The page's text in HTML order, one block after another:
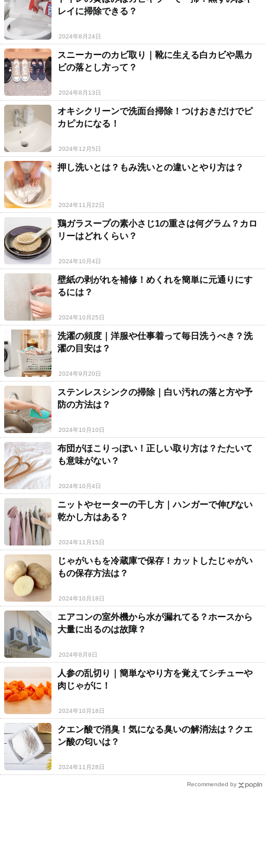
レイに掃除できる？
2024年8月24日
スニーカーのカビ取り｜靴に生える白カビや黒カ
ビの落とし方って？
2024年8月13日
オキシクリーンで洗面台掃除！つけおきだけでピ
カピカになる！
2024年12月5日
押し洗いとは？もみ洗いとの違いとやり方は？
2024年11月22日
鶏ガラスープの素小さじ1の重さは何グラム？カロ
リーはどれくらい？
2024年10月4日
壁紙の剥がれを補修！めくれを簡単に元通りにす
るには？
2024年10月25日
洗濯の頻度｜洋服や仕事着って毎日洗うべき？洗
濯の目安は？
2024年9月20日
ステンレスシンクの掃除｜白い汚れの落と方や予
防の方法は？
2024年10月10日
布団がほこりっぽい！正しい取り方は？たたいて
も意味がない？
2024年10月4日
ニットやセーターの干し方｜ハンガーで伸びない
乾かし方はある？
2024年11月15日
じゃがいもを冷蔵庫で保存！カットしたじゃがい
もの保存方法は？
2024年10月18日
エアコンの室外機から水が漏れてる？ホースから
大量に出るのは故障？
2024年8月8日
人参の乱切り｜簡単なやり方を覚えてシチューや
肉じゃがに！
2024年10月18日
クエン酸で消臭！気になる臭いの解消法は？クエ
ン酸の匂いは？
2024年11月28日
Recommended by